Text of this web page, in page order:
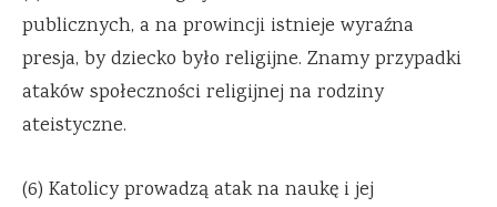
publicznych, a na prowincji istnieje wyraźna
presja, by dziecko było religijne. Znamy przypadki
ataków społeczności religijnej na rodziny
ateistyczne.
(6) Katolicy prowadzą atak na naukę i jej